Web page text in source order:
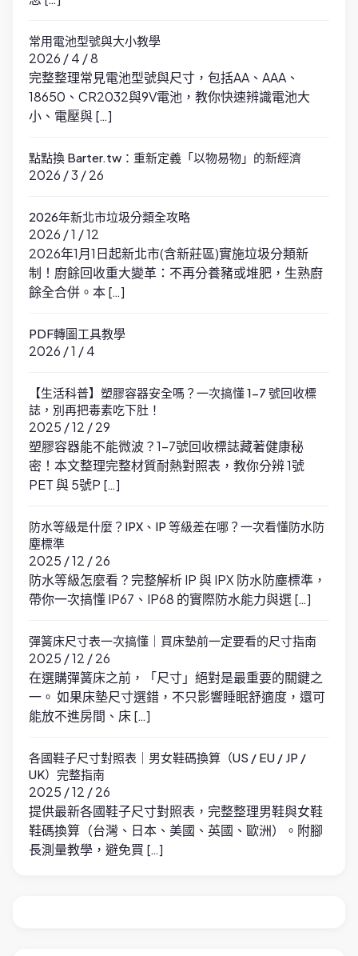
常用電池型號與大小教學
2026 / 4 / 8
完整整理常見電池型號與尺寸，包括AA、AAA、
18650、CR2032與9V電池，教你快速辨識電池大
小、電壓與 […]
點點換 Barter.tw：重新定義「以物易物」的新經濟
2026 / 3 / 26
2026年新北市垃圾分類全攻略
2026 / 1 / 12
2026年1月1日起新北市(含新莊區)實施垃圾分類新
制！廚餘回收重大變革：不再分養豬或堆肥，生熟廚
餘全合併。本 […]
PDF轉圖工具教學
2026 / 1 / 4
【生活科普】塑膠容器安全嗎？一次搞懂 1-7 號回收標
誌，別再把毒素吃下肚！
2025 / 12 / 29
塑膠容器能不能微波？1-7號回收標誌藏著健康秘
密！本文整理完整材質耐熱對照表，教你分辨 1號
PET 與 5號P […]
防水等級是什麼？IPX、IP 等級差在哪？一次看懂防水防
塵標準
2025 / 12 / 26
防水等級怎麼看？完整解析 IP 與 IPX 防水防塵標準，
帶你一次搞懂 IP67、IP68 的實際防水能力與選 […]
彈簧床尺寸表一次搞懂｜買床墊前一定要看的尺寸指南
2025 / 12 / 26
在選購彈簧床之前，「尺寸」絕對是最重要的關鍵之
一。 如果床墊尺寸選錯，不只影響睡眠舒適度，還可
能放不進房間、床 […]
各國鞋子尺寸對照表｜男女鞋碼換算（US / EU / JP /
UK）完整指南
2025 / 12 / 26
提供最新各國鞋子尺寸對照表，完整整理男鞋與女鞋
鞋碼換算（台灣、日本、美國、英國、歐洲）。附腳
長測量教學，避免買 […]